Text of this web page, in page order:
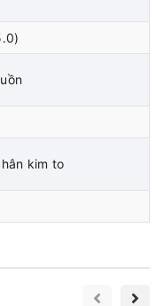
cao. Trong đó có
dell có nhiệm vụ
cho Laptop Dell
dài. Sau một thời
có thể bị hỏng. Khi
cần thiết để đảm
và bền bỉ.
kim to